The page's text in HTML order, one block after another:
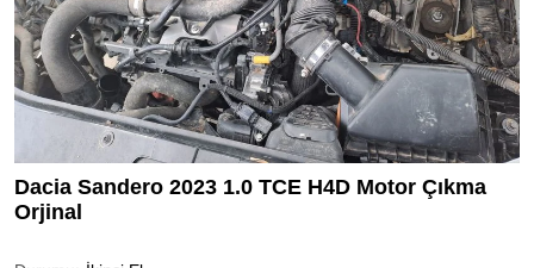
Dacia Sandero 2023 1.0 TCE H4D Motor Çıkma
Orjinal